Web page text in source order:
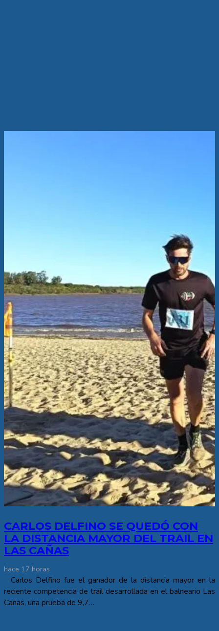
CARLOS DELFINO SE QUEDÓ CON
LA DISTANCIA MAYOR DEL TRAIL EN
LAS CAÑAS
hace 17 horas
Carlos Delfino fue el ganador de la distancia mayor en la
reciente competencia de trail desarrollada en el balneario Las
Cañas, una prueba de 9,7…